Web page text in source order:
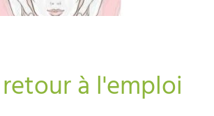
à l'emploi